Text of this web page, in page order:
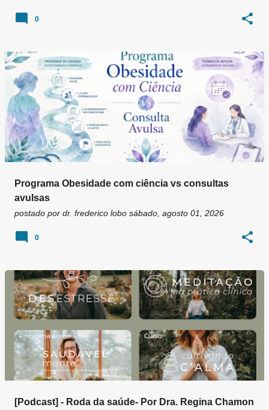
0
Programa Obesidade com ciência vs consultas
avulsas
postado por dr. frederico lobo sábado, agosto 01, 2026
0
[Podcast] - Roda da saúde- Por Dra. Regina Chamon